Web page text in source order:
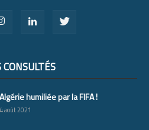
humiliée par la FIFA !
août 2021